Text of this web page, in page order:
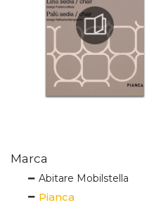
Marca
Abitare Mobilstella
Pianca